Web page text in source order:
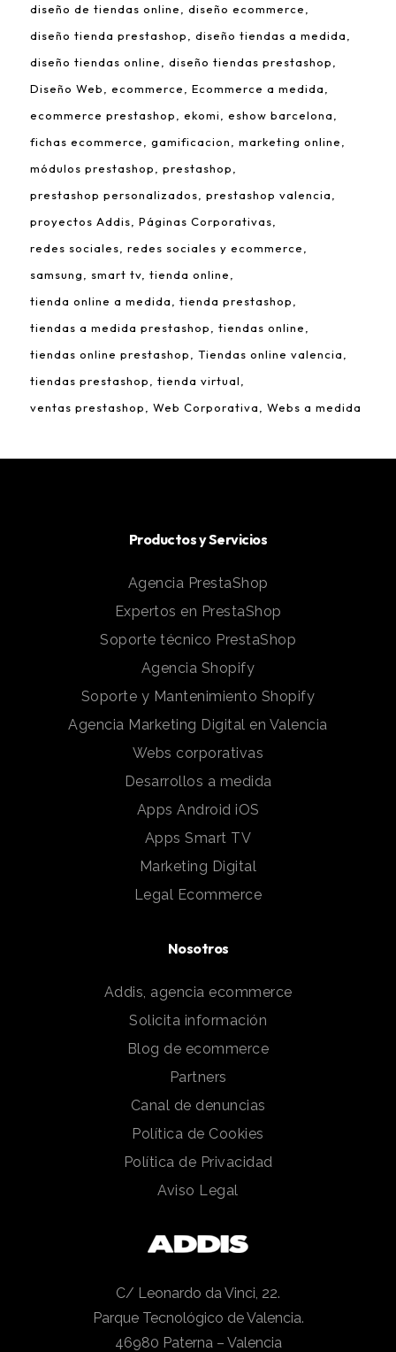
diseño de tiendas online
diseño ecommerce
diseño tienda prestashop
diseño tiendas a medida
diseño tiendas online
diseño tiendas prestashop
Diseño Web
ecommerce
Ecommerce a medida
ecommerce prestashop
ekomi
eshow barcelona
fichas ecommerce
gamificacion
marketing online
módulos prestashop
prestashop
prestashop personalizados
prestashop valencia
proyectos Addis
Páginas Corporativas
redes sociales
redes sociales y ecommerce
samsung
smart tv tienda online
tienda online a medida
tienda prestashop
tiendas a medida prestashop
tiendas online
tiendas online prestashop
Tiendas online valencia
tiendas prestashop
tienda virtual
ventas prestashop
Web Corporativa Webs a medida
Productos y Servicios
Agencia PrestaShop
Expertos en PrestaShop
Soporte técnico PrestaShop
Agencia Shopify
Soporte y Mantenimiento Shopify
Agencia Marketing Digital en Valencia
Webs corporativas
Desarrollos a medida
Apps Android iOS
Apps Smart TV
Marketing Digital
Legal Ecommerce
Nosotros
Addis, agencia ecommerce
Solicita información
Blog de ecommerce
Partners
Canal de denuncias
Política de Cookies
Política de Privacidad
Aviso Legal
C/ Leonardo da Vinci, 22.
Parque Tecnológico de Valencia.
46980 Paterna – Valencia